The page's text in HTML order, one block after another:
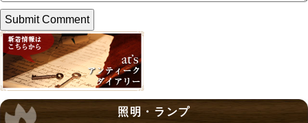
照明・ランプ